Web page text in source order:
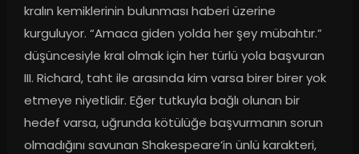
kralın kemiklerinin bulunması haberi üzerine
kurguluyor. “Amaca giden yolda her şey mübahtır.”
düşüncesiyle kral olmak için her türlü yola başvuran
III. Richard, taht ile arasında kim varsa birer birer yok
etmeye niyetlidir. Eğer tutkuyla bağlı olunan bir
hedef varsa, uğrunda kötülüğe başvurmanın sorun
olmadığını savunan Shakespeare’in ünlü karakteri,